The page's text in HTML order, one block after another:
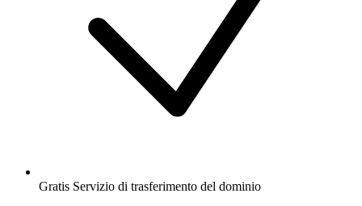
Gratis Servizio di trasferimento del dominio